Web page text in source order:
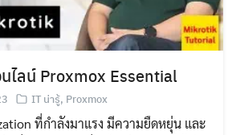
ไลน์ Proxmox Essential
IT น่ารู้, Proxmox
ที่กำลังมาแรง มีความยืดหยุ่น และ